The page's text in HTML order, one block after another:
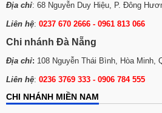
Địa chỉ: 68 Nguyễn Duy Hiệu, P. Đông
Liên hệ: 0237 670 2666 - 0961 813 066
Chi nhánh Đà Nẵng
Địa chỉ: 108 Nguyễn Thái Bình, Hòa Minh,
Liên hệ: 0236 3769 333 - 0906 784 555
CHI NHÁNH MIỀN NAM